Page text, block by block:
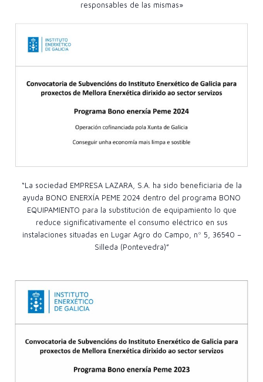
responsables de las mismas»
“La sociedad EMPRESA LAZARA, S.A. ha sido beneficiaria de la
ayuda BONO ENERXÍA PEME 2024 dentro del programa BONO
EQUIPAMIENTO para la substitución de equipamiento lo que
reduce significativamente el consumo eléctrico en sus
instalaciones situadas en Lugar Agro do Campo, nº 5, 36540 –
Silleda (Pontevedra)”